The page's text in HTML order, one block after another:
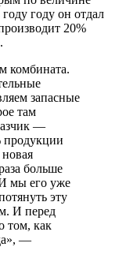
году он отдал
20%
комбината.
запасные
там
—
продукции
больше
мы его уже
эту
И перед
том, как
—